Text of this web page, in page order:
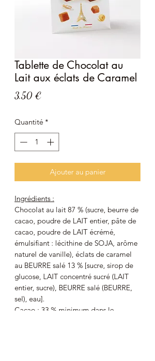
Tablette de Chocolat au
Lait aux éclats de Caramel
3,50 €
Quantité *
Ajouter au panier
Ingrédients :
Chocolat au lait 87 % (sucre, beurre de
cacao, poudre de LAIT entier, pâte de
cacao, poudre de LAIT écrémé,
émulsifiant : lécithine de SOJA, arôme
naturel de vanille), éclats de caramel
au BEURRE salé 13 % [sucre, sirop de
glucose, LAIT concentré sucré (LAIT
entier, sucre), BEURRE salé (BEURRE,
sel), eau].
Cacao : 33 % minimum dans le